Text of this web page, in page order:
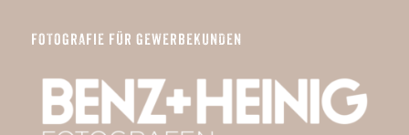
FOTOGRAFIE FÜR GEWERBEKUNDEN